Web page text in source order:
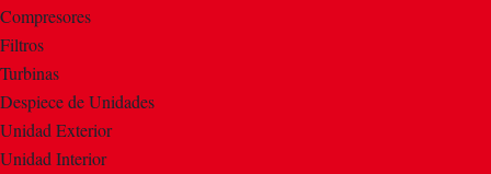
Compresores
Filtros
Turbinas
Despiece de Unidades
Unidad Exterior
Unidad Interior